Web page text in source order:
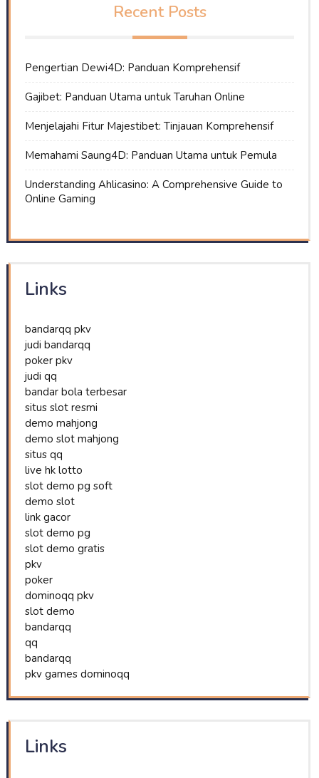
Recent Posts
Pengertian Dewi4D: Panduan Komprehensif
Gajibet: Panduan Utama untuk Taruhan Online
Menjelajahi Fitur Majestibet: Tinjauan Komprehensif
Memahami Saung4D: Panduan Utama untuk Pemula
Understanding Ahlicasino: A Comprehensive Guide to
Online Gaming
Links
bandarqq pkv
judi bandarqq
poker pkv
judi qq
bandar bola terbesar
situs slot resmi
demo mahjong
demo slot mahjong
situs qq
live hk lotto
slot demo pg soft
demo slot
link gacor
slot demo pg
slot demo gratis
pkv
poker
dominoqq pkv
slot demo
bandarqq
qq
bandarqq
pkv games dominoqq
Links